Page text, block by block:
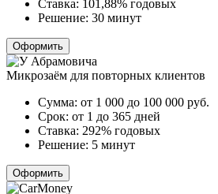
Ставка: 101,88% годовых
Решение: 30 минут
Оформить
Микрозаём для повторных клиентов
Сумма: от 1 000 до 100 000 руб.
Срок: от 1 до 365 дней
Ставка: 292% годовых
Решение: 5 минут
Оформить